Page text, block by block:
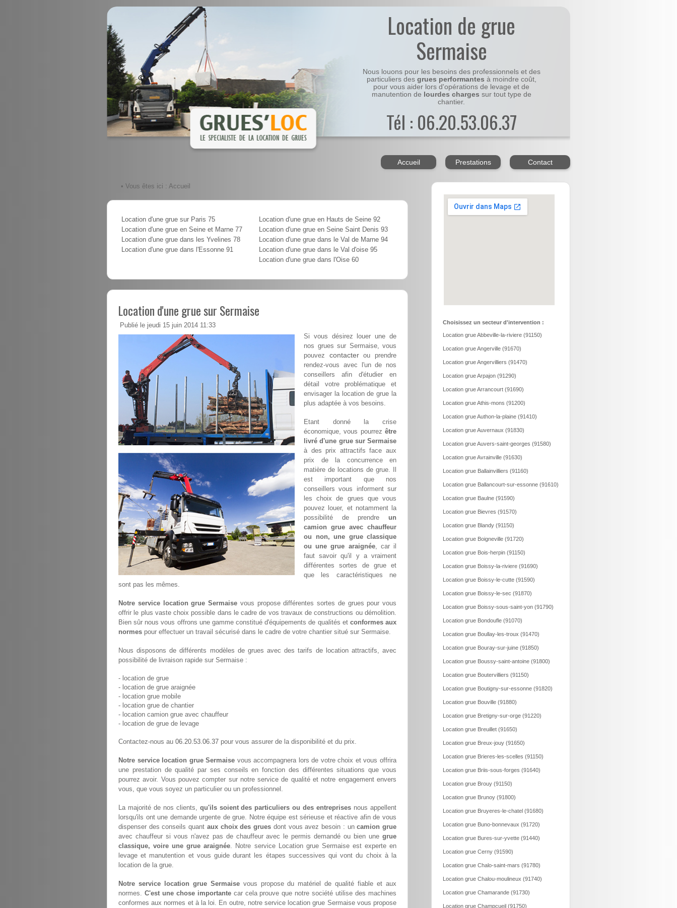
Location de grue
Sermaise
Nous louons pour les besoins des professionnels et des
particuliers des grues performantes à moindre coût,
pour vous aider lors d'opérations de levage et de
manutention de lourdes charges sur tout type de
chantier.
Tél : 06.20.53.06.37
Accueil Prestations Contact
• Vous êtes ici : Accueil
Location d'une grue sur Paris 75
Location d'une grue en Seine et Marne 77
Location d'une grue dans les Yvelines 78
Location d'une grue dans l'Essonne 91
Location d'une grue en Hauts de Seine 92
Location d'une grue en Seine Saint Denis 93
Location d'une grue dans le Val de Marne 94
Location d'une grue dans le Val d'oise 95
Location d'une grue dans l'Oise 60
Location d'une grue sur Sermaise
Publié le jeudi 15 juin 2014 11:33
Si vous désirez louer une de
nos grues sur Sermaise, vous
pouvez contacterou prendre
rendez-vous avec l'un de nos
conseillers afin d'étudier en
détail votre problématique et
envisager la location de grue la
plus adaptée à vos besoins.
Etant donné la crise
économique, vous pourrez être
livré d'une grue sur Sermaise
à des prix attractifs face aux
prix de la concurrence en
matière de locations de grue. Il
est important que nos
conseillers vous informent sur
les choix de grues que vous
pouvez louer, et notamment la
possibilité de prendre un
camion grue avec chauffeur
ou non, une grue classique
ou une grue araignée, car il
faut savoir qu'il y a vraiment
différentes sortes de grue et
que les caractéristiques ne
sont pas les mêmes.
Notre service location grue Sermaise vous propose différentes sortes de grues pour vous
offrir le plus vaste choix possible dans le cadre de vos travaux de constructions ou démolition.
Bien sûr nous vous offrons une gamme constitué d'équipements de qualités et conformes aux
normes pour effectuer un travail sécurisé dans le cadre de votre chantier situé sur Sermaise.
Nous disposons de différents modèles de grues avec des tarifs de location attractifs, avec
possibilité de livraison rapide sur Sermaise :
- location de grue
- location de grue araignée
- location grue mobile
- location grue de chantier
- location camion grue avec chauffeur
- location de grue de levage
Contactez-nous au 06.20.53.06.37 pour vous assurer de la disponibilité et du prix.
Notre service location grue Sermaise vous accompagnera lors de votre choix et vous offrira
une prestation de qualité par ses conseils en fonction des différentes situations que vous
pourrez avoir. Vous pouvez compter sur notre service de qualité et notre engagement envers
vous, que vous soyez un particulier ou un professionnel.
La majorité de nos clients, qu'ils soient des particuliers ou des entreprises nous appellent
lorsqu'ils ont une demande urgente de grue. Notre équipe est sérieuse et réactive afin de vous
dispenser des conseils quant aux choix des grues dont vous avez besoin : uncamion grue
avec chauffeur si vous n'avez pas de chauffeur avec le permis demandé ou bien une grue
classique, voire une grue araignée. Notre service Location grue Sermaise est experte en
levage et manutention et vous guide durant les étapes successives qui vont du choix à la
location de la grue.
Notre service location grue Sermaisevous propose du matériel de qualité fiable et aux
normes. C'est une chose importantecar cela prouve que notre société utilise des machines
conformes aux normes et à la loi. En outre, notre service location grue Sermaise vous propose
Choisissez un secteur d'intervention :
Location grue Abbeville-la-riviere (91150)
Location grue Angerville (91670)
Location grue Angervilliers (91470)
Location grue Arpajon (91290)
Location grue Arrancourt (91690)
Location grue Athis-mons (91200)
Location grue Authon-la-plaine (91410)
Location grue Auvernaux (91830)
Location grue Auvers-saint-georges (91580)
Location grue Avrainville (91630)
Location grue Ballainvilliers (91160)
Location grue Ballancourt-sur-essonne (91610)
Location grue Baulne (91590)
Location grue Bievres (91570)
Location grue Blandy (91150)
Location grue Boigneville (91720)
Location grue Bois-herpin (91150)
Location grue Boissy-la-riviere (91690)
Location grue Boissy-le-cutte (91590)
Location grue Boissy-le-sec (91870)
Location grue Boissy-sous-saint-yon (91790)
Location grue Bondoufle (91070)
Location grue Boullay-les-troux (91470)
Location grue Bouray-sur-juine (91850)
Location grue Boussy-saint-antoine (91800)
Location grue Boutervilliers (91150)
Location grue Boutigny-sur-essonne (91820)
Location grue Bouville (91880)
Location grue Bretigny-sur-orge (91220)
Location grue Breuillet (91650)
Location grue Breux-jouy (91650)
Location grue Brieres-les-scelles (91150)
Location grue Briis-sous-forges (91640)
Location grue Brouy (91150)
Location grue Brunoy (91800)
Location grue Bruyeres-le-chatel (91680)
Location grue Buno-bonnevaux (91720)
Location grue Bures-sur-yvette (91440)
Location grue Cerny (91590)
Location grue Chalo-saint-mars (91780)
Location grue Chalou-moulineux (91740)
Location grue Chamarande (91730)
Location grue Champcueil (91750)